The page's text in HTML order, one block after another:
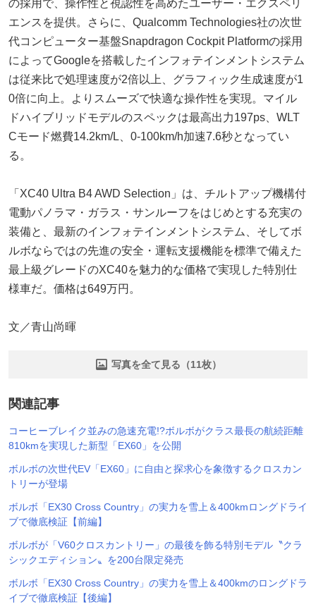
の採用で、操作性と視認性を高めたユーザー・エクスペリ
エンスを提供。さらに、Qualcomm Technologies社の次世
代コンピューター基盤Snapdragon Cockpit Platformの採用
によってGoogleを搭載したインフォテインメントシステム
は従来比で処理速度が2倍以上、グラフィック生成速度が1
0倍に向上。よりスムーズで快適な操作性を実現。マイル
ドハイブリッドモデルのスペックは最高出力197ps、WLT
Cモード燃費14.2km/L、0-100km/h加速7.6秒となってい
る。
「XC40 Ultra B4 AWD Selection」は、チルトアップ機構付
電動パノラマ・ガラス・サンルーフをはじめとする充実の
装備と、最新のインフォテインメントシステム、そしてボ
ルボならではの先進の安全・運転支援機能を標準で備えた
最上級グレードのXC40を魅力的な価格で実現した特別仕
様車だ。価格は649万円。
文／青山尚暉
写真を全て見る（11枚）
関連記事
コーヒーブレイク並みの急速充電!?ボルボがクラス最長の航続距離
810kmを実現した新型「EX60」を公開
ボルボの次世代EV「EX60」に自由と探求心を象徴するクロスカン
トリーが登場
ボルボ「EX30 Cross Country」の実力を雪上＆400kmロングドライ
ブで徹底検証【前編】
ボルボが「V60クロスカントリー」の最後を飾る特別モデル〝クラ
シックエディション〟を200台限定発売
ボルボ「EX30 Cross Country」の実力を雪上＆400kmのロングドラ
イブで徹底検証【後編】